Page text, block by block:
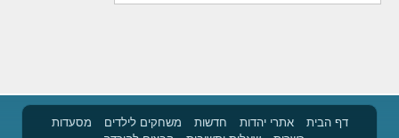
דף הבית אתרי יהדות חדשות משחקים לילדים
מסעדות